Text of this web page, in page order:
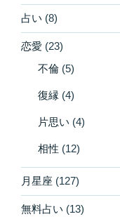
占い (8)
恋愛 (23)
不倫 (5)
復縁 (4)
片思い (4)
相性 (12)
月星座 (127)
無料占い (13)